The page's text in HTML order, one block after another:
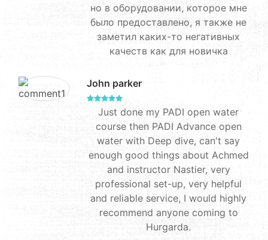
но в оборудовании, которое мне
было предоставлено, я также не
заметил каких-то негативных
качеств как для новичка
John parker
Just done my PADI open water
course then PADI Advance open
water with Deep dive, can't say
enough good things about Achmed
and instructor Nastier, very
professional set-up, very helpful
and reliable service, I would highly
recommend anyone coming to
Hurgarda.